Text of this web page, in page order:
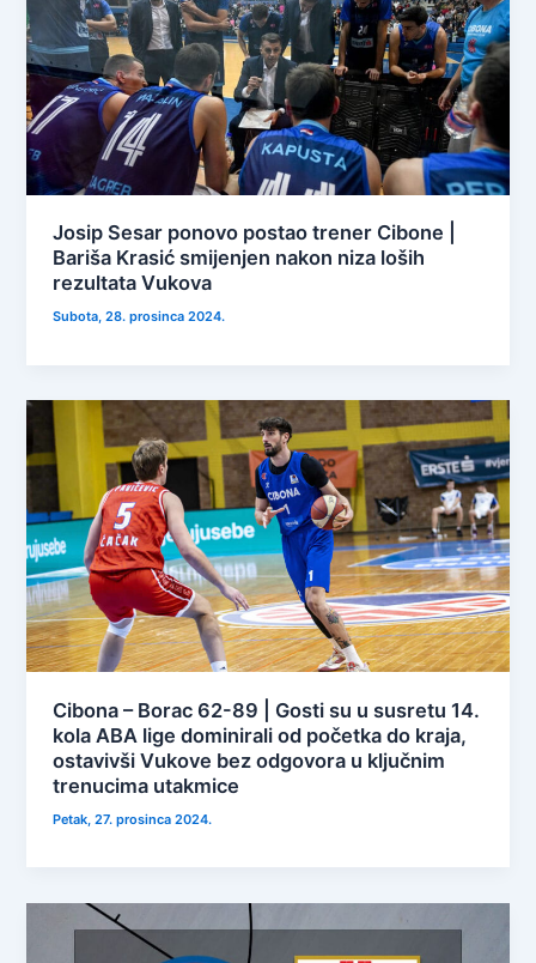
Josip Sesar ponovo postao trener Cibone |
Bariša Krasić smijenjen nakon niza loših
rezultata Vukova
Subota, 28. prosinca 2024.
Cibona – Borac 62-89 | Gosti su u susretu 14.
kola ABA lige dominirali od početka do kraja,
ostavivši Vukove bez odgovora u ključnim
trenucima utakmice
Petak, 27. prosinca 2024.